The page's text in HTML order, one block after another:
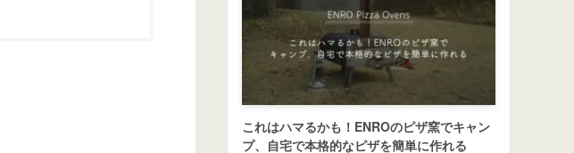
これはハマるかも！ENROのピザ窯でキャン
プ、自宅で本格的なピザを簡単に作れる